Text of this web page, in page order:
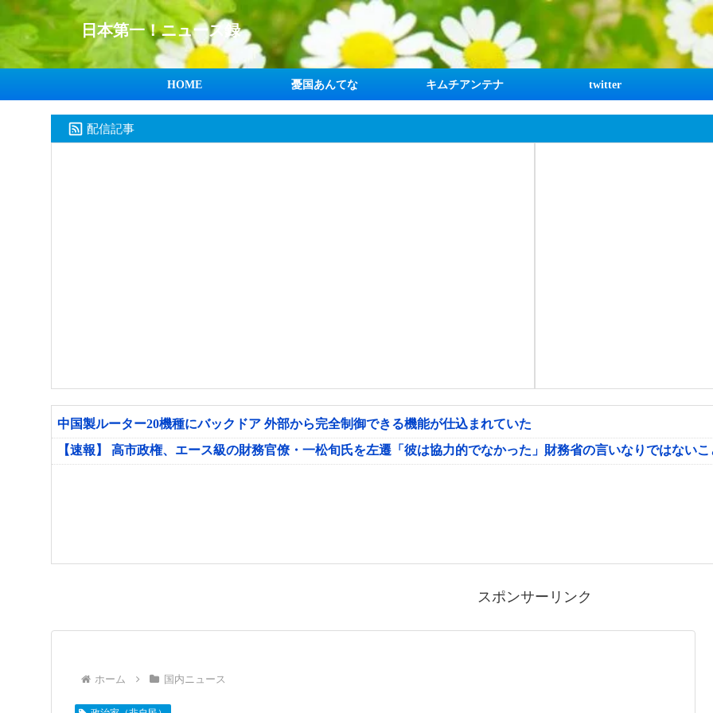
日本第一！ニュース録
HOME 憂国あんてな キムチアンテナ twitter
配信記事
中国製ルーター20機種にバックドア 外部から完全制御できる機能が仕込まれていた
【速報】 高市政権、エース級の財務官僚・一松旬氏を左遷「彼は協力的でなかった」財務省の言いなりではない
スポンサーリンク
ホーム 国内ニュース